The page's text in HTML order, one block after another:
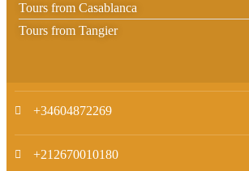
Tours from Casablanca
Tours from Tangier
+34604872269
+212670010180